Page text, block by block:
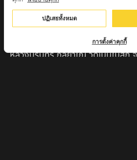
ครูบาตุ๊เจ้าปู่หว่าหลิ่ง วิระทะโย วัดเวฬุ
จ.เชียงใหม่
ครูบาศรี สุจิตโต บ้านสบก๋ง จ.ลำปาง
หลวงปู่รินทร์ กลฺยาโณ วัดเนินโบสถ์
ปฏิเสธทั้งหมด
การตั้งค่าคุกกี้